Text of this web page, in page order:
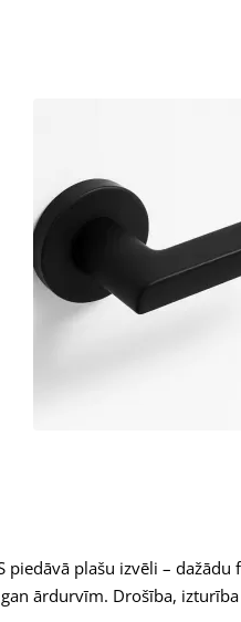
piedāvā plašu izvēli –
ārdurvīm. Drošība,